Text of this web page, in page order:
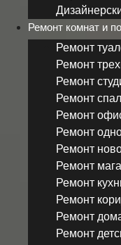
Ремонт комнат и
Ремонт
Ремонт
Ремонт
Ремонт
Ремонт
Ремонт
Ремонт
Ремонт
Ремонт
Ремонт
Ремонт
Ремонт